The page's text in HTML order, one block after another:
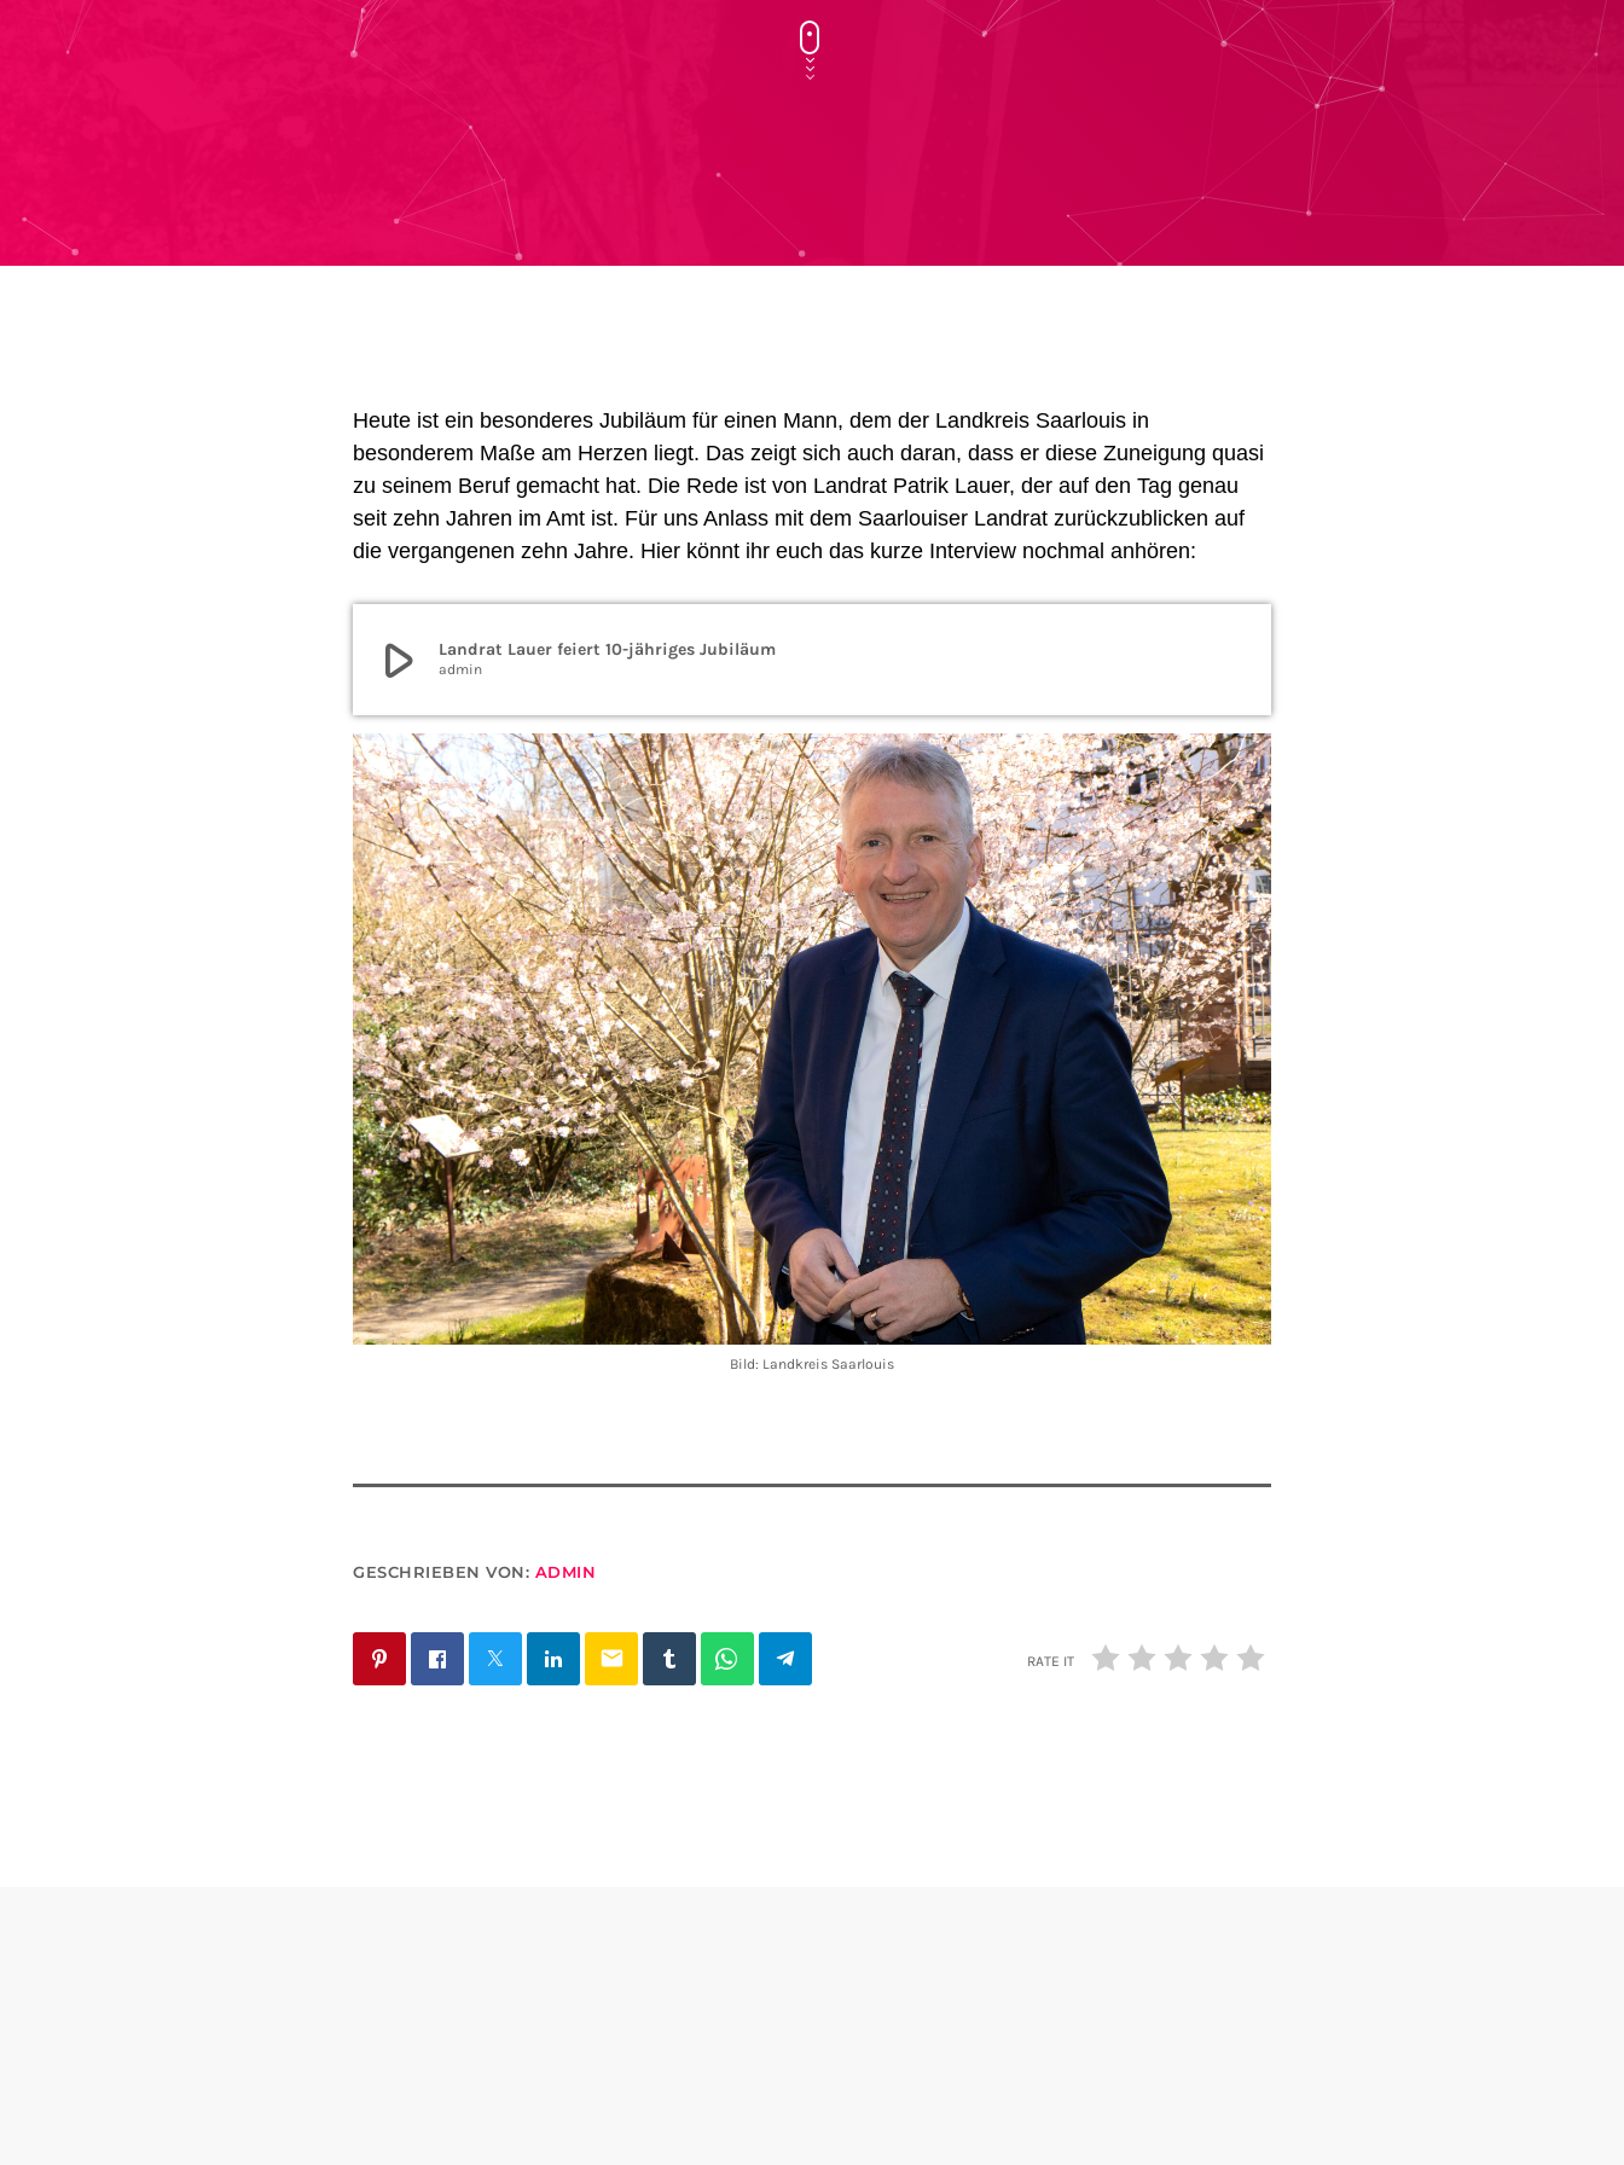
Heute ist ein besonderes Jubiläum für einen Mann, dem der Landkreis Saarlouis in
besonderem Maße am Herzen liegt. Das zeigt sich auch daran, dass er diese Zuneigung quasi
zu seinem Beruf gemacht hat. Die Rede ist von Landrat Patrik Lauer, der auf den Tag genau
seit zehn Jahren im Amt ist. Für uns Anlass mit dem Saarlouiser Landrat zurückzublicken auf
die vergangenen zehn Jahre. Hier könnt ihr euch das kurze Interview nochmal anhören:
play_arrow Landrat Lauer feiert 10-jähriges Jubiläum
admin
Bild: Landkreis Saarlouis
GESCHRIEBEN VON: ADMIN
email RATE IT